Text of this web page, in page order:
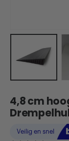
4,8 cm